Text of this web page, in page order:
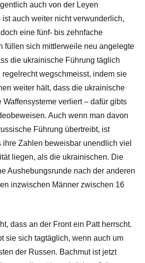
auch von der Leyen
auch weiter nicht verwunderlich,
eine fünf- bis zehnfache
füllen sich mittlerweile neu angelegte
die ukrainische Führung täglich
regelrecht wegschmeisst, indem sie
weiter hält, dass die ukrainische
verliert – dafür gibts
Auch wenn man davon
Führung übertreibt, ist
ihre Zahlen beweisbar unendlich viel
liegen, als die ukrainischen. Die
Aushebungsrunde nach der anderen
inzwischen Männer zwischen 16
dass an der Front ein Patt herrscht.
sie sich tagtäglich, wenn auch um
der Russen. Bachmut ist jetzt